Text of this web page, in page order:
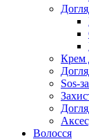
Крем
Sos-
Волосся